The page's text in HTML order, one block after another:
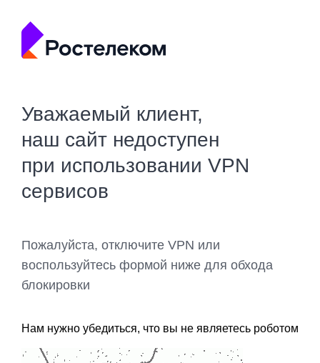
Уважаемый клиент,
наш сайт недоступен
при использовании VPN
сервисов
Пожалуйста, отключите VPN или
воспользуйтесь формой ниже для обхода
блокировки
Нам нужно убедиться, что вы не являетесь роботом